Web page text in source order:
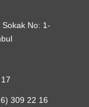
No: 1-
309 22 16